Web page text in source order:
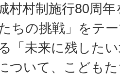
村村制施行80周
ちの挑戦」をテ
「未来に残した
ついて、こども